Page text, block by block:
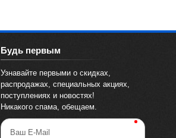
Будь первым
Узнавайте первыми о скидках,
распродажах, специальных акциях,
поступлениях и новостях!
Никакого спама, обещаем.
Ваш E-Mail